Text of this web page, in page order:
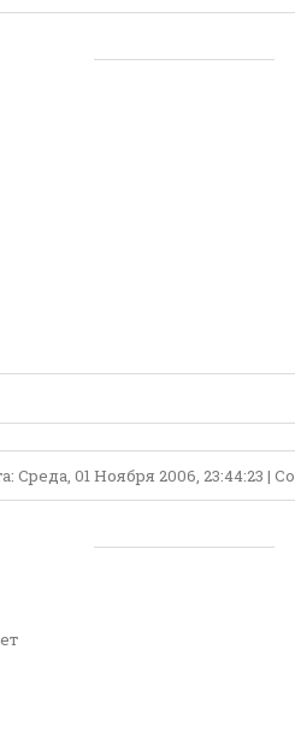
Среда, 01 Ноября 2006, 23:44:23 |